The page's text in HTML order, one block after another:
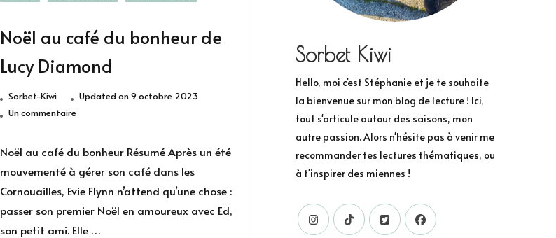
Noël au café du bonheur de
Lucy Diamond
Sorbet-Kiwi Updated on9 octobre 2023
Un commentairesur
au
du
bonheur
de
Lucy
Noël au café du bonheur Résumé Après un été
mouvementé à gérer son café dans les
Cornouailles, Evie Flynn n’attend qu’une chose :
passer son premier Noël en amoureux avec Ed,
son petit ami. Elle …
Sorbet Kiwi
Hello, moi c'est Stéphanie et je te souhaite
la bienvenue sur mon blog de lecture ! Ici,
tout s'articule autour des saisons, mon
autre passion. Alors n'hésite pas à venir me
recommander tes lectures thématiques, ou
à t'inspirer des miennes !